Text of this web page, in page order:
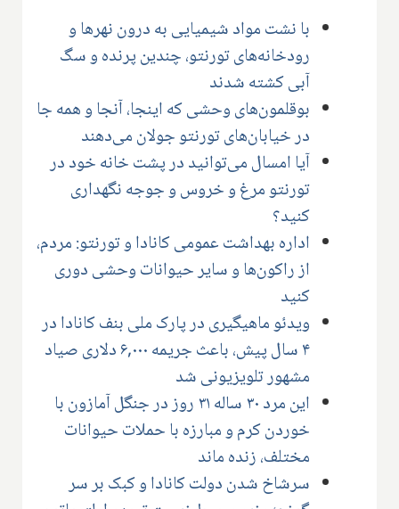
با نشت مواد شیمیایی به درون نهرها و
رودخانه‌های تورنتو، چندین پرنده و سگ
آبی کشته شدند
بوقلمون‌های وحشی که اینجا، آنجا و همه جا
در خیابان‌های تورنتو جولان می‌دهند
آیا امسال می‌توانید در پشت خانه خود در
تورنتو مرغ و خروس و جوجه نگهداری
کنید؟
اداره بهداشت عمومی کانادا و تورنتو: مردم،
از راکون‌ها و سایر حیوانات وحشی دوری
کنید
ویدئو ماهیگیری در پارک ملی بنف کانادا در
۴ سال پیش، باعث جریمه ۶,۰۰۰ دلاری صیاد
مشهور تلویزیونی شد
این مرد ۳۰ ساله ۳۱ روز در جنگل آمازون با
خوردن کرم و مبارزه با حملات حیوانات
مختلف، زنده ماند
سرشاخ شدن دولت کانادا و کبک بر سر